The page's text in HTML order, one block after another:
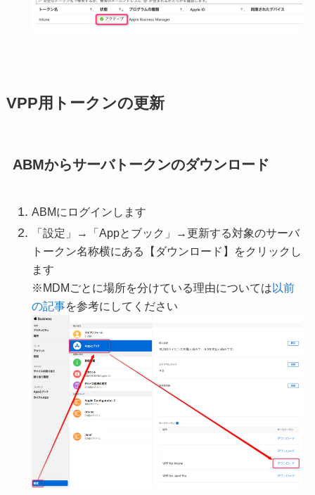
VPP用トークンの更新
ABMからサーバトークンのダウンロード
ABMにログインします
「設定」→「Appとブック」→更新する対象のサーバ
トークン名称横にある【ダウンロード】をクリックし
ます
※MDMごとに場所を分けている理由については 以前
の記事を参考にしてください